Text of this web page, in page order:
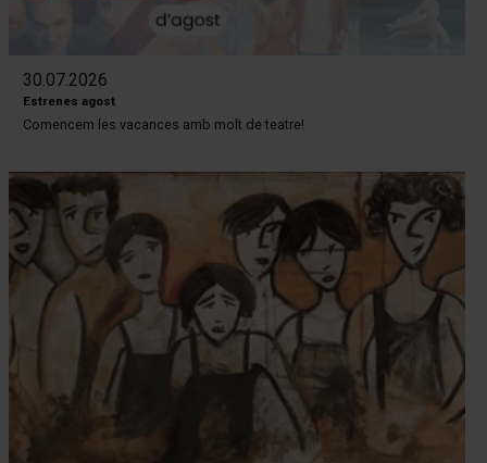
30.07.2026
Estrenes agost
Comencem les vacances amb molt de teatre!